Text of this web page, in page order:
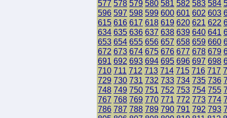
577 578 579 580 581 582 583 584
596 597 598 599 600 601 602 603
615 616 617 618 619 620 621 622
634 635 636 637 638 639 640 641
653 654 655 656 657 658 659 660
672 673 674 675 676 677 678 679
691 692 693 694 695 696 697 698
710 711 712 713 714 715 716 717
729 730 731 732 733 734 735 736
748 749 750 751 752 753 754 755
767 768 769 770 771 772 773 774
786 787 788 789 790 791 792 793